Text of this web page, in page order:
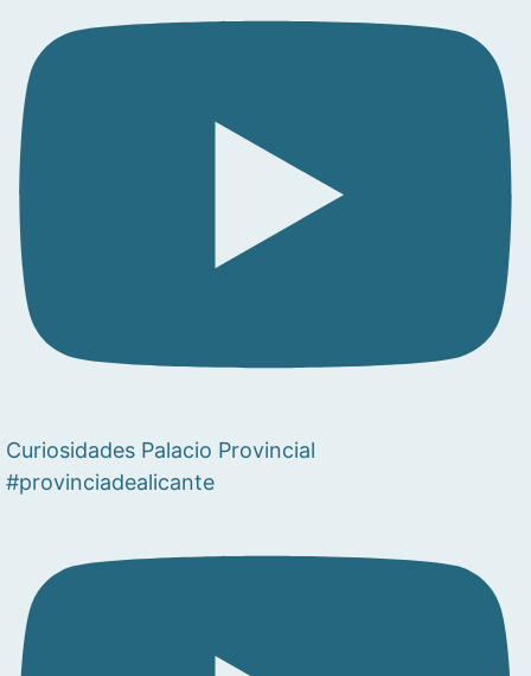
Curiosidades Palacio Provincial
#provinciadealicante